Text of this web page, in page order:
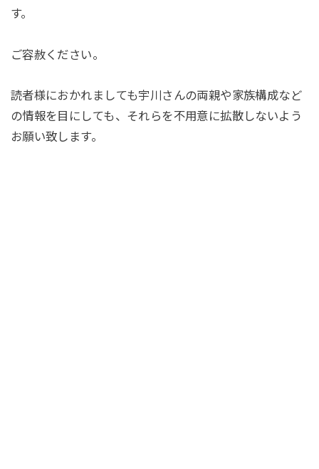
す。
ご容赦ください。
読者様におかれましても宇川さんの両親や家族構成など
の情報を目にしても、それらを不用意に拡散しないよう
お願い致します。